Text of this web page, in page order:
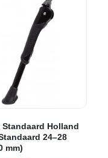
Standaard Holland
24–28
mm)